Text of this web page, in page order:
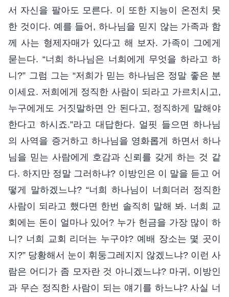
서 자신을 팔아도 모른다. 이 또한 지능이 온전치 못
한 것이다. 예를 들어, 하나님을 믿지 않는 가족과 함
께 사는 형제자매가 있다고 해 보자. 가족이 그에게
묻는다. “너희 하나님은 너희에게 무엇을 하라고 하
니?” 그럼 그는 “저희가 믿는 하나님은 정말 좋은 분
이세요. 저희에게 정직한 사람이 되라고 가르치시고,
누구에게도 거짓말하면 안 된다고, 정직하게 말해야
한다고 하시죠.”라고 대답한다. 얼핏 들으면 하나님
의 사역을 증거하고 하나님을 영화롭게 하면서 하나
님을 믿는 사람에게 호감과 신뢰를 갖게 하는 것 같
다. 하지만 정말 그러하냐? 이방인은 이 말을 듣고 어
떻게 말하겠느냐? “너희 하나님이 너희더러 정직한
사람이 되라고 했다면 한번 솔직히 말해 봐. 너희 교
회에는 돈이 얼마나 있어? 누가 헌금을 가장 많이 하
니? 너희 교회 리더는 누구야? 예배 장소는 몇 곳이
지?” 당황해서 눈이 휘둥그레지지 않겠느냐? 이런 사
람은 어디가 좀 모자란 것 아니겠느냐? 마귀, 이방인
과 무슨 정직한 사람이 되는 얘기를 하느냐? 사실 너